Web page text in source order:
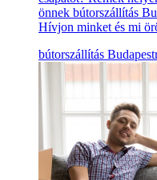
önnek bútorszállítás
Hívjon minket és mi
bútorszállítás